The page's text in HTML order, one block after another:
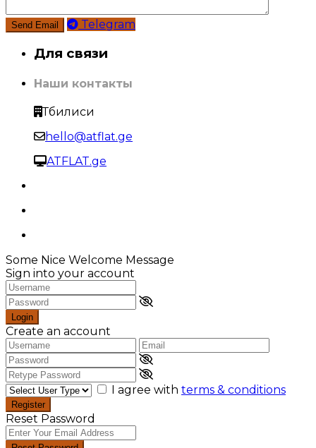
Telegram
Для связи
Наши контакты
Тбилиси
hello@atflat.ge
ATFLAT.ge
Some Nice Welcome Message
Sign into your account
Login
Create an account
I agree with terms & conditions
Register
Reset Password